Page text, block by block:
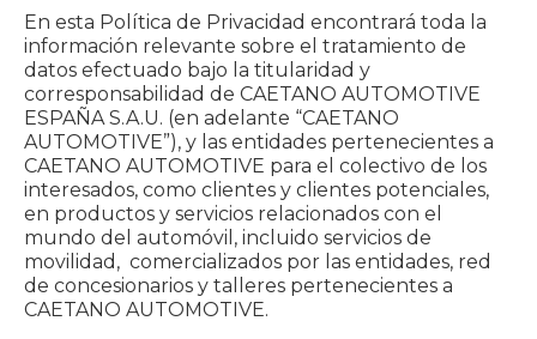
Noticias
Dónde encontrarnos
En esta Política de Privacidad encontrará toda la
información relevante sobre el tratamiento de
datos efectuado bajo la titularidad y
corresponsabilidad de CAETANO AUTOMOTIVE
ESPAÑA S.A.U. (en adelante “CAETANO
AUTOMOTIVE”), y las entidades pertenecientes a
CAETANO AUTOMOTIVE para el colectivo de los
interesados, como clientes y clientes potenciales,
en productos y servicios relacionados con el
mundo del automóvil, incluido servicios de
movilidad, comercializados por las entidades, red
de concesionarios y talleres pertenecientes a
CAETANO AUTOMOTIVE.